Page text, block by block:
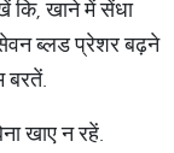
कि, खाने में सेंधा
ब्लड प्रेशर बढ़ने
बरतें.
खाए न रहें.